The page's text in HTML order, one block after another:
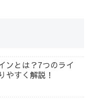
ンとは？7つのライ
やすく解説！